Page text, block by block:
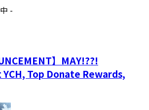
-
】MAY!??!
Top Donate Rewards,